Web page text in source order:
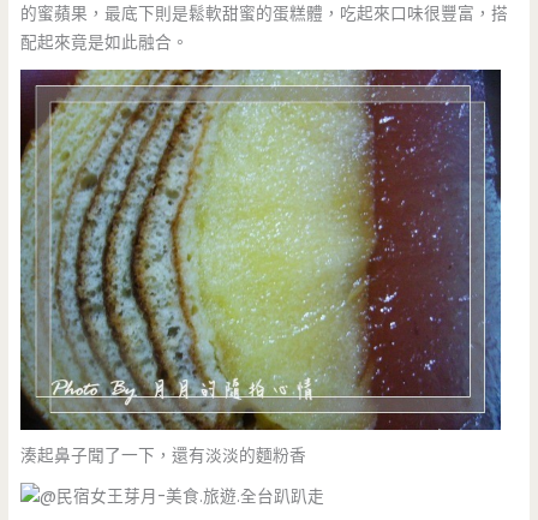
的蜜蘋果，最底下則是鬆軟甜蜜的蛋糕體，吃起來口味很豐富，搭
配起來竟是如此融合。
湊起鼻子聞了一下，還有淡淡的麵粉香